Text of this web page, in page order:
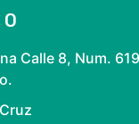
Calle 8, Num.